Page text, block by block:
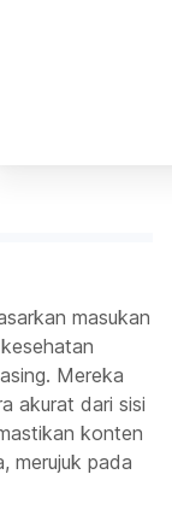
masukan
Mereka
akurat dari sisi
konten
merujuk pada